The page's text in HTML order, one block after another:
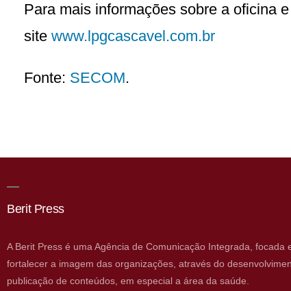
Para mais informações sobre a oficina
site www.lpgcascavel.com.br
Fonte: SECOM.
Berit Press
A Berit Press é uma Agência de Comunicação Integrada, focada
fortalecer a imagem das organizações, através do
publicação de conteúdos, em especial a área da saúde.